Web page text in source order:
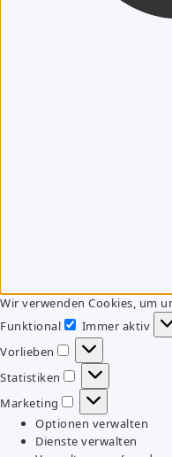
Wir verwenden Cookies, um
Funktional
Funktional
Immer aktiv
Vorlieben
Vorlieben
Statistiken
Statistiken
Marketing
Marketing
Optionen verwalten
Dienste verwalten